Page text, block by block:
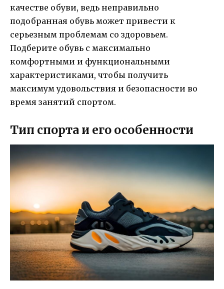
качестве обуви, ведь неправильно
подобранная обувь может привести к
серьезным проблемам со здоровьем.
Подберите обувь с максимально
комфортными и функциональными
характеристиками, чтобы получить
максимум удовольствия и безопасности во
время занятий спортом.
Тип спорта и его особенности